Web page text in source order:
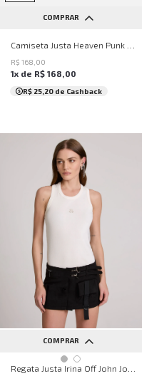
COMPRAR
PP P M G
R$ 168 00
1x de R$ 168,00
R$ 25,20 de Cashback
COMPRAR
PP P M G